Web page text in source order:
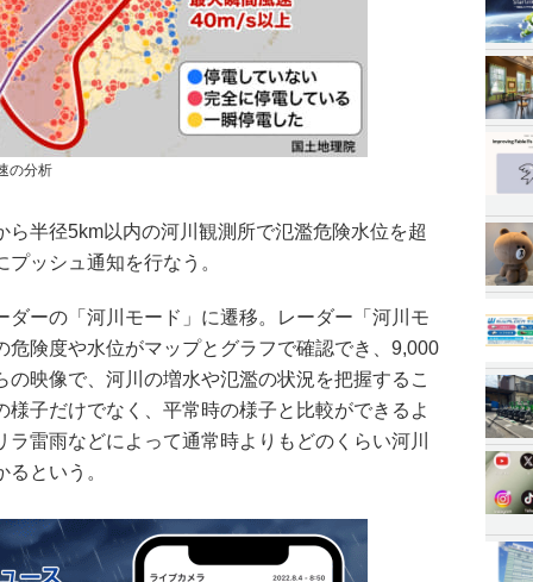
の分析
半径5km以内の河川観測所で氾濫危険水位を超
ッシュ通知を行なう。
ダーの「河川モード」に遷移。レーダー「河川モ
危険度や水位がマップとグラフで確認でき、9,000
映像で、河川の増水や氾濫の状況を把握するこ
子だけでなく、平常時の様子と比較ができるよ
雷雨などによって通常時よりもどのくらい河川
という。